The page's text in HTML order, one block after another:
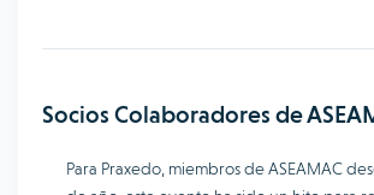
Socios Colaboradores de
Para Praxedo, miembros de ASEAMAC